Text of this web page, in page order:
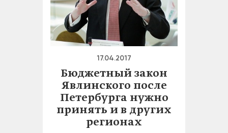
17.04.2017
Бюджетный закон
Явлинского после
Петербурга нужно
принять и в других
регионах